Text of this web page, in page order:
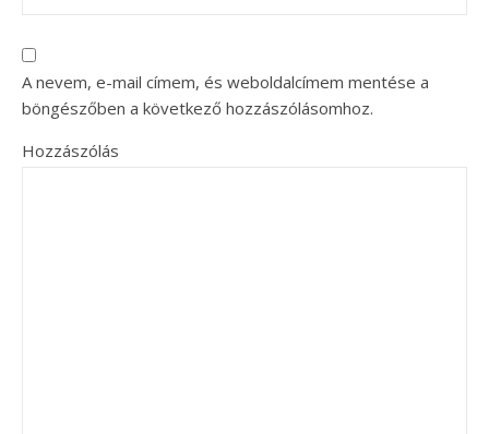
A nevem, e-mail címem, és weboldalcímem mentése a
böngészőben a következő hozzászólásomhoz.
Hozzászólás